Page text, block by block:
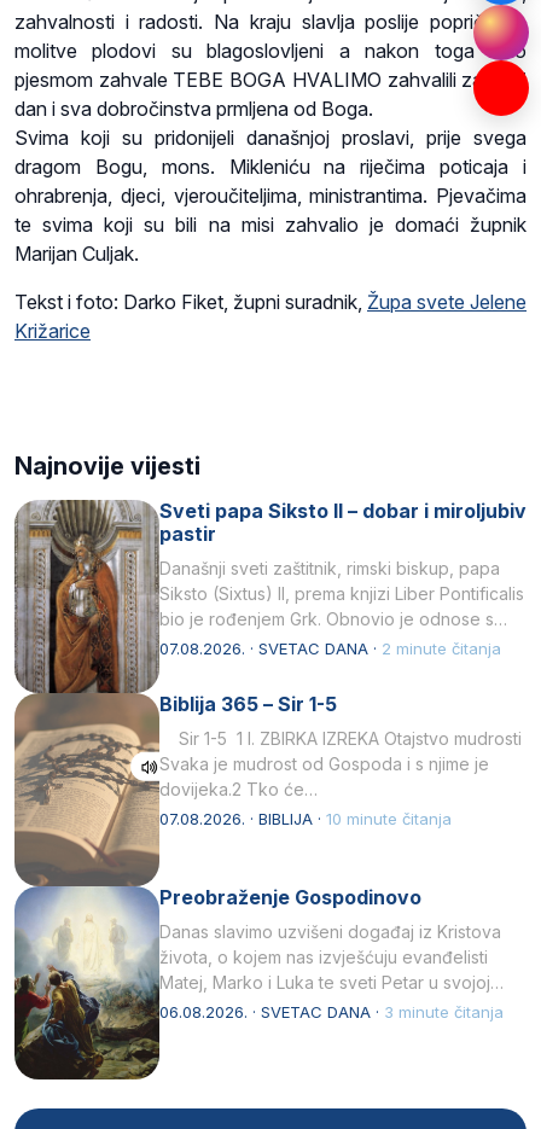
zahvalnosti i radosti. Na kraju slavlja poslije popričesne
molitve plodovi su blagoslovljeni a nakon toga smo
pjesmom zahvale TEBE BOGA HVALIMO zahvalili za ovaj
dan i sva dobročinstva prmljena od Boga.
Svima koji su pridonijeli današnjoj proslavi, prije svega
dragom Bogu, mons. Mikleniću na riječima poticaja i
ohrabrenja, djeci, vjeroučiteljima, ministrantima. Pjevačima
te svima koji su bili na misi zahvalio je domaći župnik
Marijan Culjak.
Tekst i foto: Darko Fiket, župni suradnik, Župa svete Jelene
Križarice
Najnovije vijesti
Sveti papa Siksto II – dobar i miroljubiv
pastir
Današnji sveti zaštitnik, rimski biskup, papa
Siksto (Sixtus) II, prema knjizi Liber Pontificalis
bio je rođenjem Grk. Obnovio je odnose s
afričkim…
07.08.2026. · SVETAC DANA · 2 minute čitanja
Biblija 365 – Sir 1-5
Sir 1-5 1 I. ZBIRKA IZREKA Otajstvo mudrosti
Svaka je mudrost od Gospoda i s njime je
dovijeka.2 Tko će…
07.08.2026. · BIBLIJA · 10 minute čitanja
Preobraženje Gospodinovo
Danas slavimo uzvišeni događaj iz Kristova
života, o kojem nas izvješćuju evanđelisti
Matej, Marko i Luka te sveti Petar u svojoj
drugoj…
06.08.2026. · SVETAC DANA · 3 minute čitanja